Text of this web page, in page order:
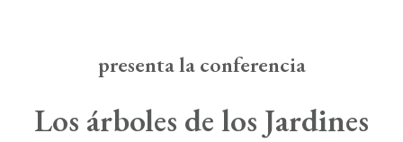
Boletín de Noticias
presenta la conferencia
Los árboles de los Jardines